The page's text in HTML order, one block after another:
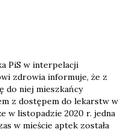
PiS w interpelacji
zdrowia informuje, że z
do niej mieszkańcy
z dostępem do lekarstw w
w listopadzie 2020 r. jedna
w mieście aptek została